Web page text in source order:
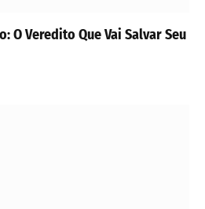
O Veredito Que Vai Salvar Seu